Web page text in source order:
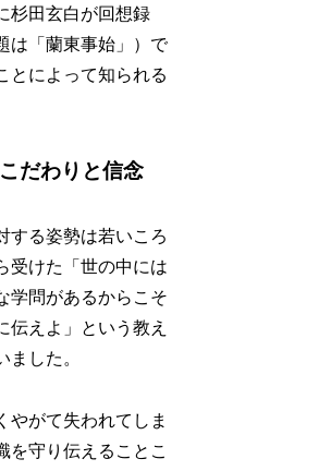
杉田玄白が回想録
は「蘭東事始」）で
とによって知られる
だわりと信念
する姿勢は若いころ
受けた「世の中には
学問があるからこそ
伝えよ」という教え
ました。
やがて失われてしま
を守り伝えることこ